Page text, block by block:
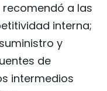
recomendó a las
interna;
y
de
intermedios